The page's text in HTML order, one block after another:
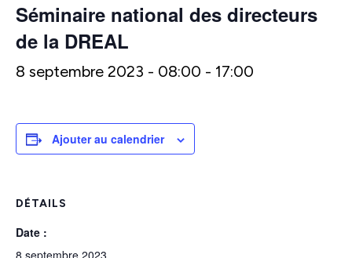
Séminaire national des directeurs
de la DREAL
8 septembre 2023 - 08:00 - 17:00
Ajouter au calendrier
DÉTAILS
Date :
8 septembre 2023